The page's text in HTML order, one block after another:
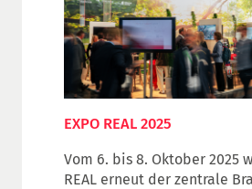
EXPO REAL 2025
Vom 6. bis 8. Oktober 2025
REAL erneut der zentrale